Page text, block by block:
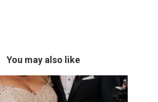
You may also like